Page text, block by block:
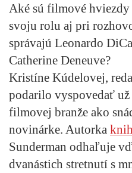
Aké sú filmové
svoju rolu aj pri
správajú Leonardo
Catherine Deneuve?
Kristíne Kúdelovej,
podarilo vyspovedať
filmovej branže ako
novinárke. Autorka
Sunderman odhaľuje
dvanástich stretnutí s